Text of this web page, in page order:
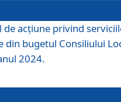
acțiune privind
din bugetul Consiliului
2024.